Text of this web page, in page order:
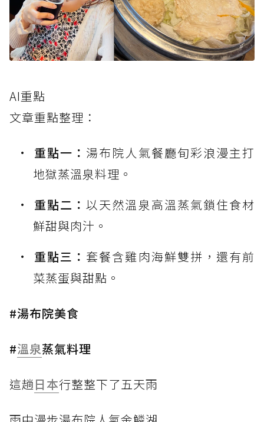
AI重點
文章重點整理：
重點一： 湯布院人氣餐廳旬彩浪漫主打
地獄蒸溫泉料理。
重點二：以天然溫泉高溫蒸氣鎖住食材
鮮甜與肉汁。
重點三： 套餐含雞肉海鮮雙拼，還有前
菜蒸蛋與甜點。
#湯布院美食
#溫泉蒸氣料理
這趟日本行整整下了五天雨